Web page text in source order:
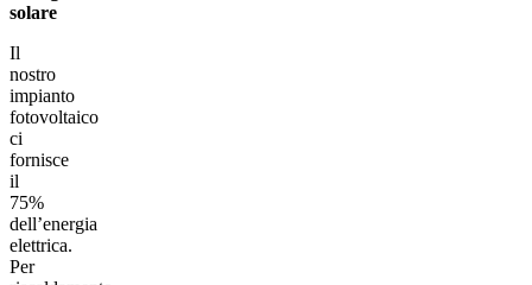
solare
Il
nostro
impianto
fotovoltaico
ci
fornisce
il
75%
dell’energia
elettrica.
Per